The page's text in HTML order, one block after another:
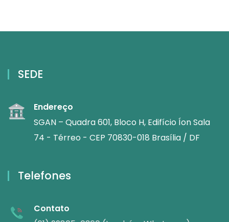
SEDE
Endereço
SGAN – Quadra 601, Bloco H, Edifício Íon Sala
74 - Térreo - CEP 70830-018 Brasília / DF
Telefones
Contato